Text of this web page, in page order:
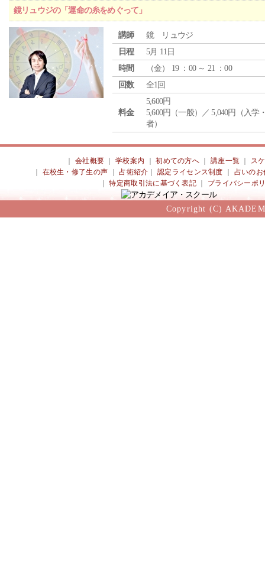
鏡リュウジの「運命の糸をめぐって」
講師
鏡 リュウジ
日程
5月 11日
時間
（金） 19 ：00 ～ 21 ：00
回数
全1回
料金
5,600円
5,600円（一般）／ 5,040円（入学
者）
会社概要 ｜学校案内 ｜初めての方へ 講座一覧
ス
在校生・修了生の声 ｜占術紹介 ｜認定ライセンス制度
占いのお
｜特定商取引法に基づく表記 プライバシーポ
Copyright (C)